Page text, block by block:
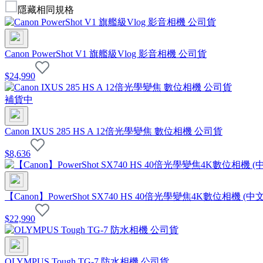
隱藏相同規格
Canon PowerShot V1 旗艦級Vlog 影音相機 公司貨
$24,990
補貨中
Canon IXUS 285 HS A 12倍光學變焦 數位相機 公司貨
$8,636
【Canon】PowerShot SX740 HS 40倍光學變焦4K數位相機 (中
$22,990